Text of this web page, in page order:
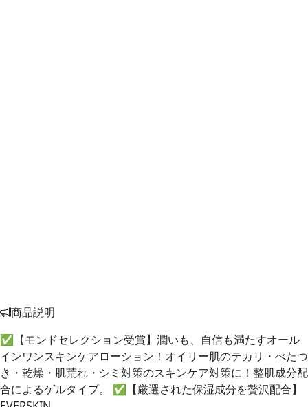
商品説明
✅【モンドセレクション受賞】潤いも、自信も満たすオール
インワンスキンケアローション！オイリー肌のテカリ・べたつ
き・乾燥・肌荒れ・シミ対策のスキンケア対策に！整肌成分配
合によるゲルタイプ。 ✅【厳選された保湿成分を贅沢配合】